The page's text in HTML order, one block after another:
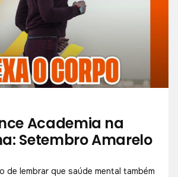
Academia na
Setembro Amarelo
de lembrar que saúde mental também